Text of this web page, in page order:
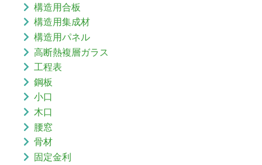
構造用合板
構造用集成材
構造用パネル
高断熱複層ガラス
工程表
鋼板
小口
木口
腰窓
骨材
固定金利